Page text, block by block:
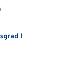
I